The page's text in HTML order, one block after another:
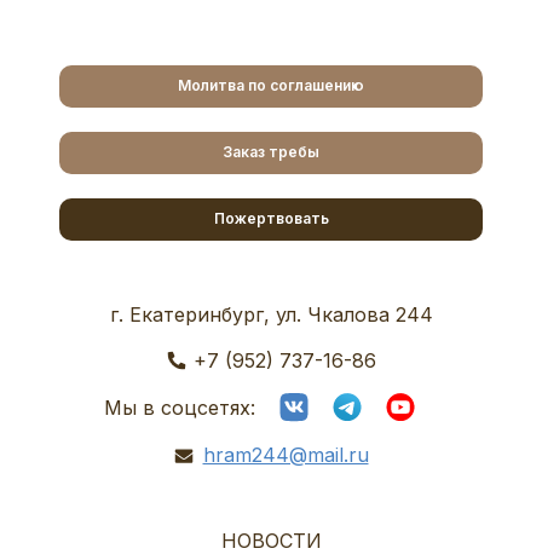
Молитва по соглашению
Заказ требы
Пожертвовать
г. Екатеринбург, ул. Чкалова 244
+7 (952) 737-16-86
Мы в соцсетях:
hram244@mail.ru
НОВОСТИ